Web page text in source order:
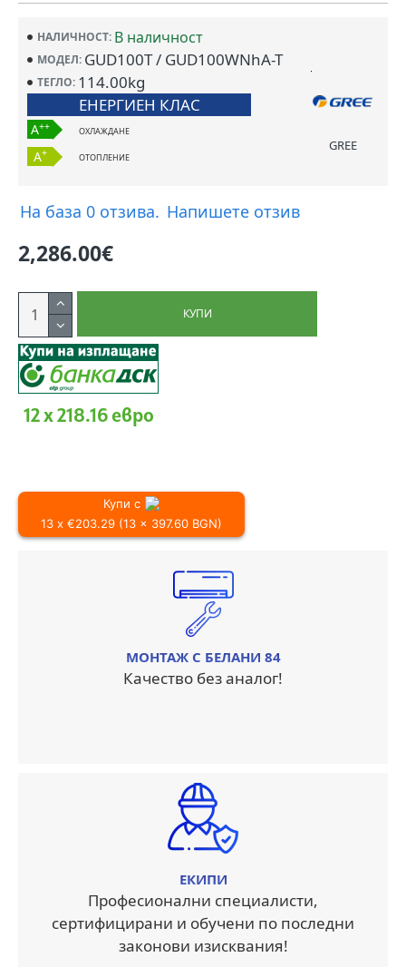
НАЛИЧНОСТ: В наличност
МОДЕЛ: GUD100T / GUD100WNhA-T
ТЕГЛО: 114.00kg
ЕНЕРГИЕН КЛАС
A++ ОХЛАЖДАНЕ
A+ ОТОПЛЕНИЕ
GREE
На база 0 отзива. Напишете отзив
2,286.00€
КУПИ
12 x 218.16 евро
Купи с
13 x €203.29 (13 x 397.60 BGN)
МОНТАЖ С БЕЛАНИ 84
Качество без аналог!
ЕКИПИ
Професионални специалисти,
сертифицирани и обучени по последни
законови изисквания!